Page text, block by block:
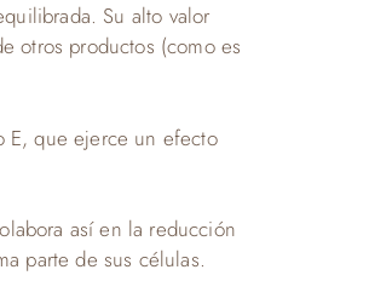
Su alto valor
otros productos (como es
E, que ejerce un efecto
así en la reducción
parte de sus células.